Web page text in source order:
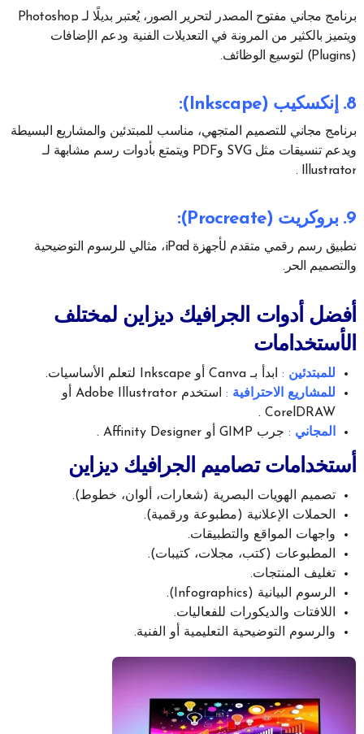
برنامج مجاني مفتوح المصدر لتحرير الصور، يُعتبر بديلًا لـ Photoshop
ويتميز بالكثير من المرونة في التعديلات الفنية ودعم الإضافات
(Plugins) لتوسيع الوظائف.
8. إنكسكيب (Inkscape) :
برنامج مجاني للتصميم المتجهي، مناسب للمبتدئين والمشاريع البسيطة
ويدعم تنسيقات مثل SVG وPDF ويتمتع بأدوات رسم مشابهة لـ
Illustrator .
9. بروكريت (Procreate) :
تطبيق رسم رقمي متقدم لأجهزة iPad، مثالي للرسوم التوضيحية
والتصميم الحر.
أفضل أدوات الجرافيك ديزاين لمختلف
الأستخدامات
للمبتدئين : ابدأ بـ Canva أو Inkscape لتعلم الأساسيات.
للمشاريع الاحترافية :
استخدم Adobe Illustrator أو
CorelDRAW .
المجاني : جرب GIMP أو Affinity Designer .
أستخدامات تصاميم الجرافيك ديزاين
تصميم الهويات البصرية (شعارات، ألوان، خطوط).
الحملات الإعلانية (مطبوعة ورقمية).
واجهات المواقع والتطبيقات.
المطبوعات (كتب، مجلات، كتيبات).
تغليف المنتجات.
الرسوم البيانية (Infographics).
اللافتات والديكورات للفعاليات.
والرسوم التوضيحية التعليمية أو الفنية.